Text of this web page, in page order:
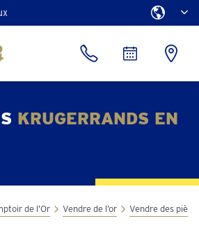
KRUGERRANDS EN
de l’Or Vendre de l’or Vendre des